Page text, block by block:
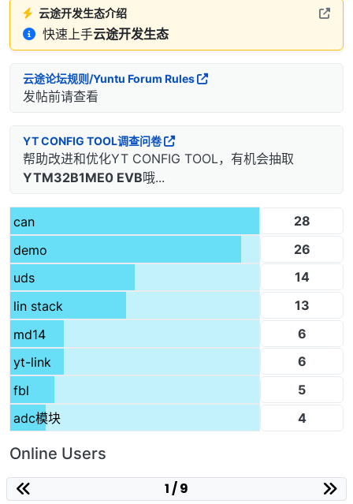
云途开发生态介绍
快速上手云途开发生态
云途论坛规则/Yuntu Forum Rules
发帖前请查看
YT CONFIG TOOL调查问卷
帮助改进和优化YT CONFIG TOOL，有机会抽取
YTM32B1ME0 EVB哦...
can
28
demo
26
uds
14
lin stack
13
md14
6
yt-link
6
fbl
5
adc模块
4
Online Users
1 / 9